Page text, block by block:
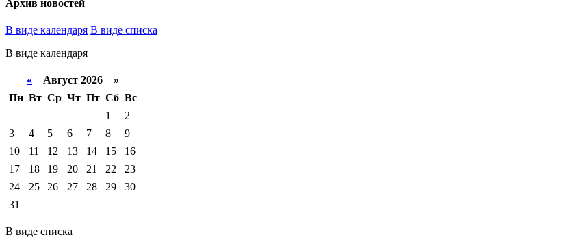
Архив новостей
В виде календаря В виде списка
В виде календаря
« Август 2026 »
Пн Вт Ср Чт Пт Сб Вс
1
2
3
4 5 6 7 8
9
10
11 12 13 14 15
16
17
18 19 20 21 22
23
24
25 26 27 28 29
30
31
В виде списка